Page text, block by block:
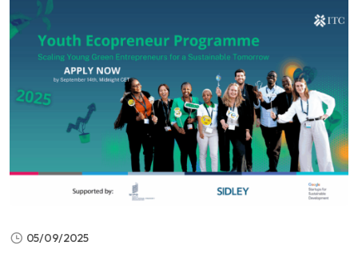
05/09/2025